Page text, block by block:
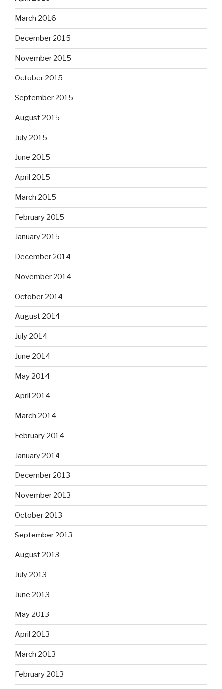
March 2016
December 2015
November 2015
October 2015
September 2015
August 2015
July 2015
June 2015
April 2015
March 2015
February 2015
January 2015
December 2014
November 2014
October 2014
August 2014
July 2014
June 2014
May 2014
April 2014
March 2014
February 2014
January 2014
December 2013
November 2013
October 2013
September 2013
August 2013
July 2013
June 2013
May 2013
April 2013
March 2013
February 2013